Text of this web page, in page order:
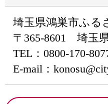
埼玉県鴻巣市ふる
〒365-8601 埼玉
TEL：0800-170-
E-mail：